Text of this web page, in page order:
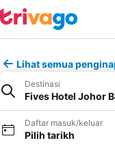
Lihat semua
Destinasi
Fives Hotel Johor
Daftar masuk/keluar
Pilih tarikh